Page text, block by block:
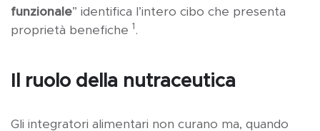
funzionale” identifica l’intero cibo che presenta
proprietà benefiche 1 .
Il ruolo della nutraceutica
Gli integratori alimentari non curano ma, quando